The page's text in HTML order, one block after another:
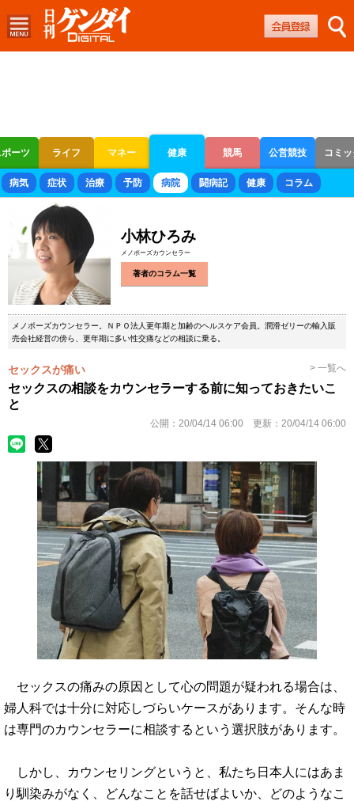
ーツ ライフ マネー 健康 競馬 公営競技 コミ
ボートレース 競輪 オートレース
病気 症状 治療 予防 病院 闘病記 健康 コラム
小林ひろみ
メノポーズカウンセラー
著者のコラム一覧
メノポーズカウンセラー。ＮＰＯ法人更年期と加齢のヘルスケア会員。潤滑ゼリーの輸入販
売会社経営の傍ら、更年期に多い性交痛などの相談に乗る。
セックスが痛い > 一覧へ
セックスの相談をカウンセラーする前に知っておきたいこ
と
公開： 20/04/14 06:00 更新： 20/04/14 06:00
セックスの痛みの原因として心の問題が疑われる場合は、
婦人科では十分に対応しづらいケースがあります。そんな時
は専門のカウンセラーに相談するという選択肢があります。
しかし、カウンセリングというと、私たち日本人にはあま
り馴染みがなく、どんなことを話せばよいか、どのようなこ